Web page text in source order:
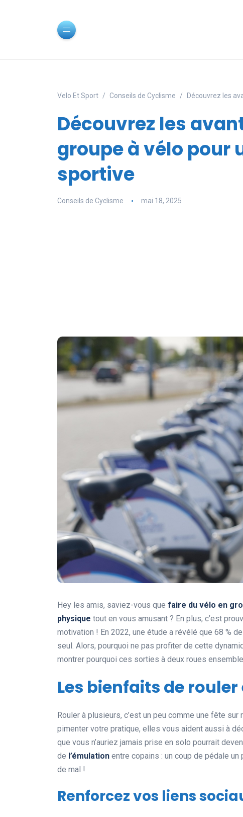
Velo Et Sport Conseils de Cyclisme Découvrez les
Découvrez les
groupe à vélo pour
sportive
Conseils de Cyclisme mai 18, 2025
Hey les amis, saviez-vous que faire du vélo en
physique tout en vous amusant ? En plus, c’est
motivation ! En 2022, une étude a révélé que 68 %
seul. Alors, pourquoi ne pas profiter de cette
montrer pourquoi ces sorties à deux roues
Les bienfaits de
Rouler à plusieurs, c’est un peu comme une fête sur
pimenter votre pratique, elles vous aident aussi à
que vous n’auriez jamais prise en solo pourrait
de l’émulation entre copains : un coup de pédale
de mal !
Renforcez vos liens